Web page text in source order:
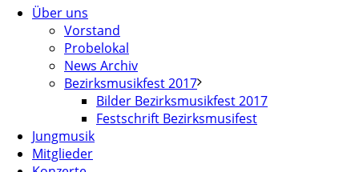
Über uns
Vorstand
Probelokal
News Archiv
Bezirksmusikfest 2017
Bilder Bezirksmusikfest 2017
Festschrift Bezirksmusifest
Jungmusik
Mitglieder